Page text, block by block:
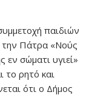
παιδιών
Πάτρα «Νούς
εν σώματι υγιεί»
το ρητό και
ότι ο Δήμος